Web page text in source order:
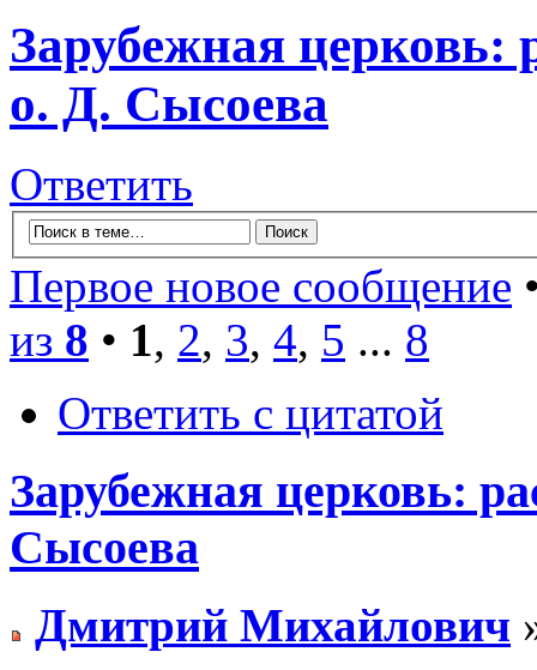
Зарубежная церковь:
о. Д. Сысоева
Ответить
Первое новое сообщение
из 8 • 1, 2, 3, 4, 5 ... 8
Ответить с цитатой
Зарубежная церковь:
Сысоева
Дмитрий Михайлович